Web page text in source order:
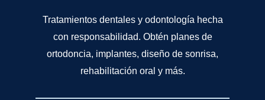
Tratamientos dentales y odontología hecha
con responsabilidad. Obtén planes de
ortodoncia, implantes, diseño de sonrisa,
rehabilitación oral y más.